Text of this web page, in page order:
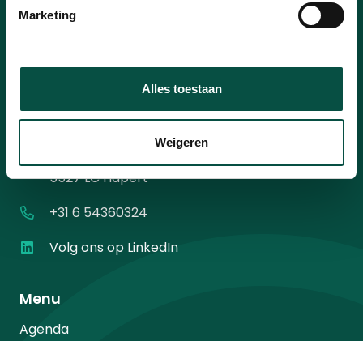
Marketing
Alles toestaan
Weigeren
Instemming
Ik ga akkoord met het
Contact
5527 LC Hapert
+31 6 54360324
Volg ons op LinkedIn
Menu
Agenda